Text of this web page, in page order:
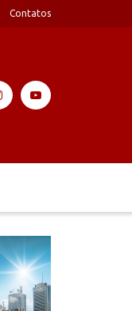
Contatos